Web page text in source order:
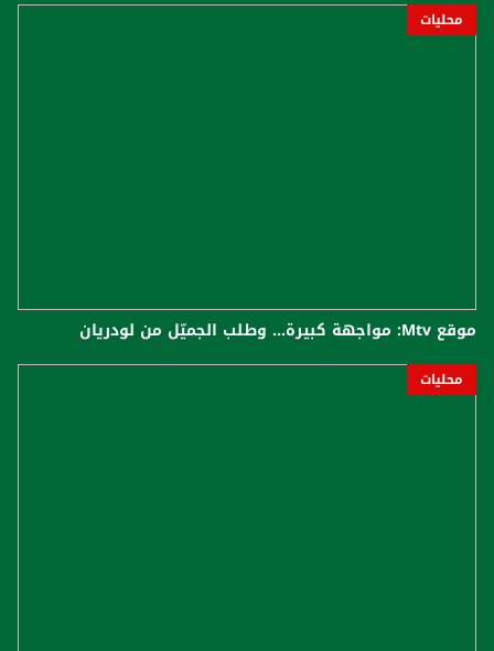
محليات
موقع Mtv: مواجهة كبيرة... وطلب الجميّل من لودريان
محليات